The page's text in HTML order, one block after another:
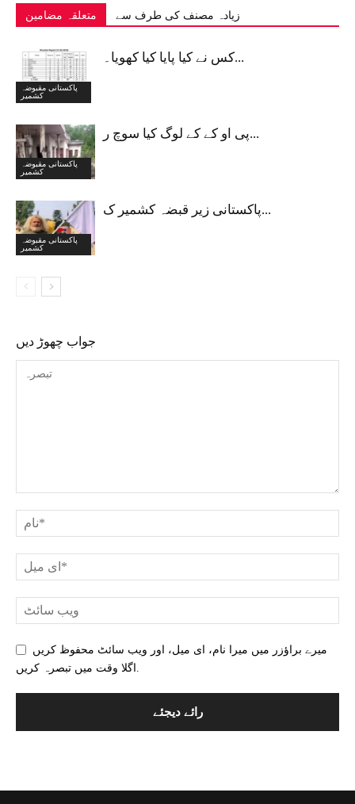
متعلقہ مضامین زیادہ مصنف کی طرف سے
پاکستانی مقبوضہ
کشمیر
کس نے کیا پایا کیا کھویا۔...
پاکستانی مقبوضہ
کشمیر
پی او کے کے لوگ کیا سوچ ر...
پاکستانی مقبوضہ
کشمیر
پاکستانی زیر قبضہ کشمیر ک...
جواب چھوڑ دیں
میرے براؤزر میں میرا نام، ای میل، اور ویب سائٹ محفوظ کریں